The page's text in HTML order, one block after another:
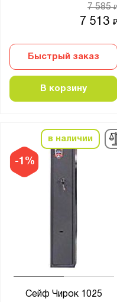
7 513₽
7 585₽
Быстрый заказ
В корзину
-1%
в наличии
Сейф Чирок 1025
Кодовый
Количество стволов :
от
Максимальная
Агатовый
Графитовый